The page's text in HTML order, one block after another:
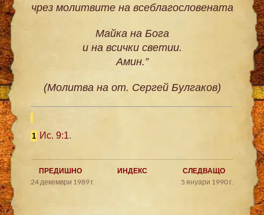
чрез молитвите на всеблагословената
Майка на Бога
и на всички светии.
Амин.”
(Молитва на от. Сергей Булгаков)
1 Ис. 9:1.
ПРЕДИШНО ИНДЕКС
СЛЕДВАЩО
24 декември 1989 г.
5 януари 1990 г.